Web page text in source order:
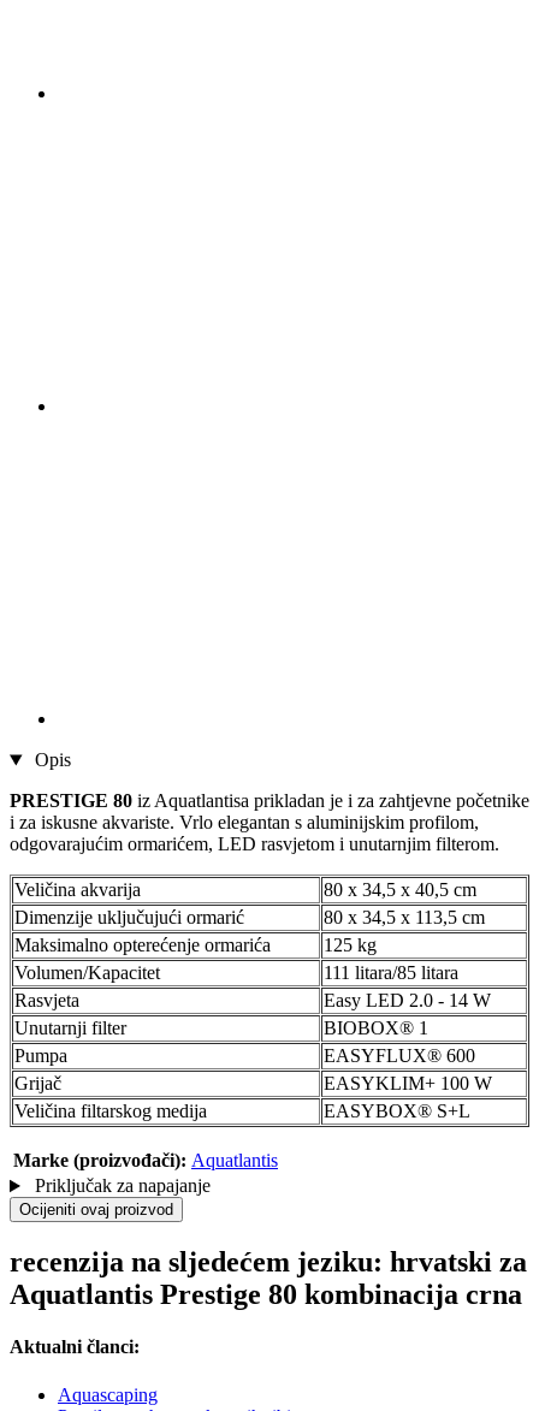
Opis
PRESTIGE 80 iz Aquatlantisa prikladan je i za zahtjevne početnike
i za iskusne akvariste. Vrlo elegantan s aluminijskim profilom,
odgovarajućim ormarićem, LED rasvjetom i unutarnjim filterom.
Veličina akvarija
80 x 34,5 x 40,5 cm
Dimenzije uključujući ormarić
80 x 34,5 x 113,5 cm
Maksimalno opterećenje ormarića
125 kg
Volumen/Kapacitet
111 litara/85 litara
Rasvjeta
Easy LED 2.0 - 14 W
Unutarnji filter
BIOBOX® 1
Pumpa
EASYFLUX® 600
Grijač
EASYKLIM+ 100 W
Veličina filtarskog medija
EASYBOX® S+L
Marke (proizvođači): Aquatlantis
Priključak za napajanje
Ocijeniti ovaj proizvod
recenzija na sljedećem jeziku: hrvatski za
Aquatlantis Prestige 80 kombinacija crna
Aktualni članci:
Aquascaping